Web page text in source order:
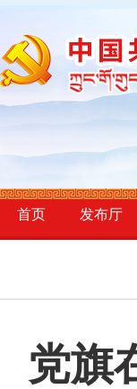
首页 发布厅
党旗